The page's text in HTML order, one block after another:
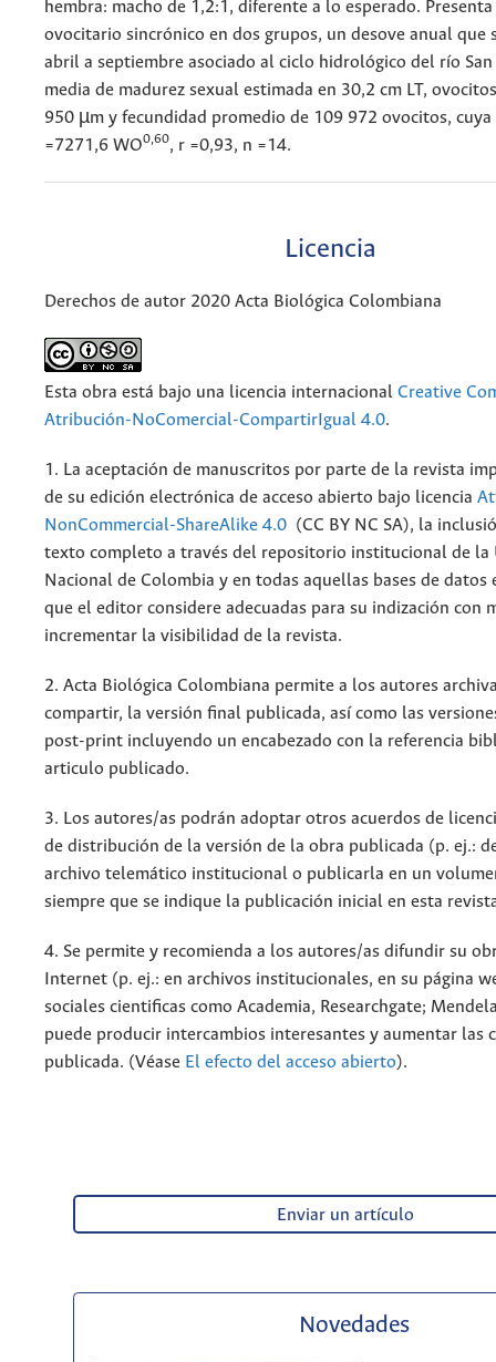
hembra: macho de 1,2:1, diferente a lo esperado.
ovocitario sincrónico en dos grupos, un desove anual que
abril a septiembre asociado al ciclo hidrológico del río
media de madurez sexual estimada en 30,2 cm LT,
950 µm y fecundidad promedio de 109 972 ovocitos, cuya
=7271,6 WO0,60, r =0,93, n =14.
Licencia
Derechos de autor 2020 Acta Biológica Colombiana
Esta obra está bajo una licencia internacional Creative
Atribución-NoComercial-CompartirIgual 4.0.
1. La aceptación de manuscritos por parte de la revista
de su edición electrónica de acceso abierto bajo licencia
NonCommercial-ShareAlike 4.0 (CC BY NC SA), la
texto completo a través del repositorio institucional de la
Nacional de Colombia y en todas aquellas bases de datos
que el editor considere adecuadas para su indización con
incrementar la visibilidad de la revista.
2. Acta Biológica Colombiana permite a los autores
compartir, la versión final publicada, así como las
post-print incluyendo un encabezado con la referencia
articulo publicado.
3. Los autores/as podrán adoptar otros acuerdos de
de distribución de la versión de la obra publicada (p. ej.:
archivo telemático institucional o publicarla en un
siempre que se indique la publicación inicial en esta
4. Se permite y recomienda a los autores/as difundir su
Internet (p. ej.: en archivos institucionales, en su página
sociales cientificas como Academia, Researchgate;
puede producir intercambios interesantes y aumentar las
publicada. (Véase El efecto del acceso abierto).
Enviar un artículo
Novedades